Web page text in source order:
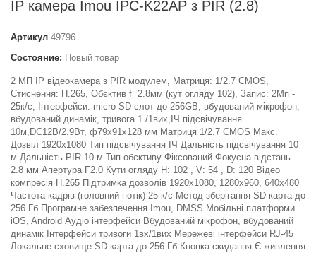
IP камера Imou IPC-K22AP з PIR (2.8)
Артикул 49796
Состояние: Новый товар
2 МП IP відеокамера з PIR модулем, Матриця: 1/2.7 CMOS,
Стиснення: H.265, Обєктив f=2.8мм (кут огляду 102), Запис: 2Мп -
25к/с, Інтерфейси: micro SD слот до 256GB, вбудований мікрофон,
вбудований динамік, тривога 1 /1вих,ІЧ підсвічування
10м,DC12В/2.9Вт, ф79х91х128 мм Матриця 1/2.7 CMOS Макс.
Дозвіл 1920х1080 Тип підсвічування ІЧ Дальність підсвічування 10
м Дальність PIR 10 м Тип обєктиву Фіксований Фокусна відстань
2.8 мм Апертура F2.0 Кути огляду H: 102 , V: 54 , D: 120 Відео
компресія H.265 Підтримка дозволів 1920х1080, 1280х960, 640х480
Частота кадрів (головний потік) 25 к/с Метод зберігання SD-карта до
256 Гб Програмне забезпечення Imou, DMSS Мобільні платформи
iOS, Android Аудіо інтерфейси Вбудований мікрофон, вбудований
динамік Інтерфейси тривоги 1вх/1вих Мережеві інтерфейси RJ-45
Локальне сховище SD-карта до 256 Гб Кнопка скидання Є живлення